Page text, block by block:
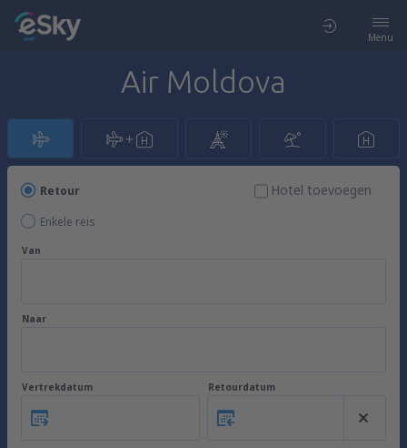
Menu
Air Moldova
Retour
Enkele reis
Hotel toevoegen
Van
Naar
Vertrekdatum Retourdatum